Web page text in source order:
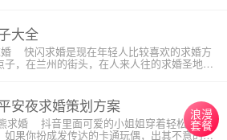
大全
快闪求婚是现在年轻人比较喜欢的求婚方
，在兰州的街头，在人来人往的求婚圣地，
安夜求婚策划方案
求婚 抖音里面可爱的小姐姐穿着轻松熊服
果你扮成发传达的卡通玩偶，出其不意的现
浪漫
套餐